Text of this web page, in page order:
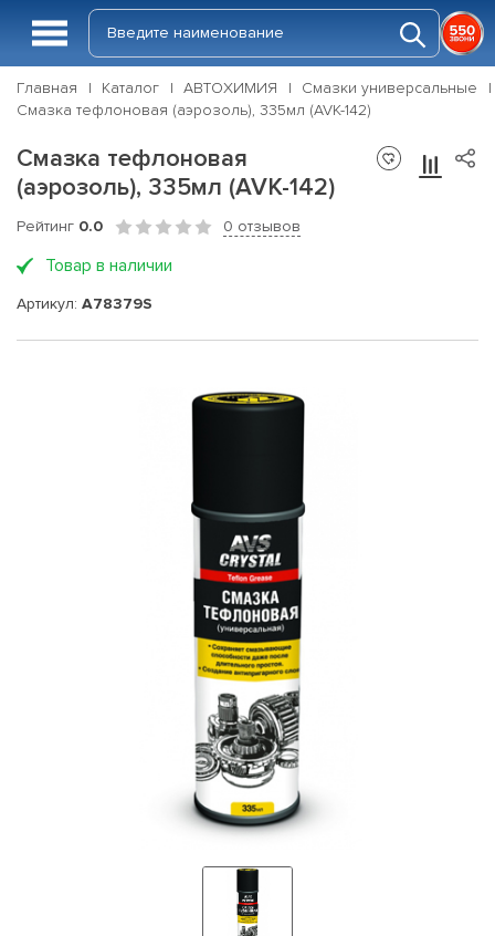
Главная Каталог АВТОХИМИЯ
Смазки универсальные
Смазка тефлоновая (аэрозоль), 335мл (AVK-142)
Смазка тефлоновая
(аэрозоль), 335мл (AVK-142)
Рейтинг 0.0 0 отзывов
Товар в наличии
Артикул: A78379S